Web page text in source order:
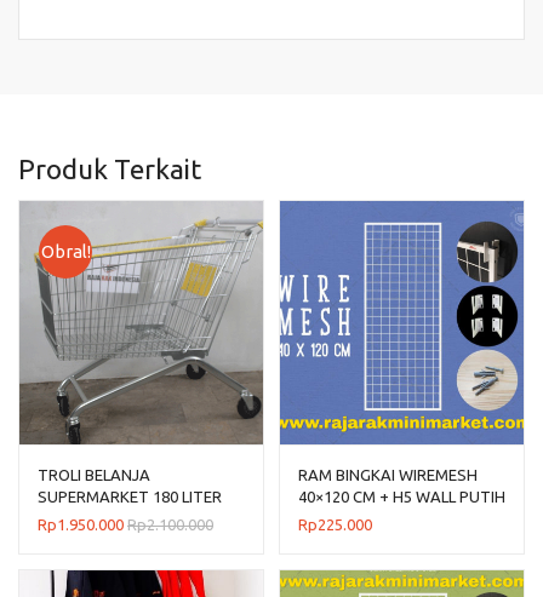
Produk Terkait
Obral!
TROLI BELANJA
SUPERMARKET 180 LITER
TIPE TS-180L RAJARAK
Rp1.950.000 Rp2.100.000
RAM BINGKAI WIREMESH
40×120 CM + H5 WALL PUTIH
Rp225.000